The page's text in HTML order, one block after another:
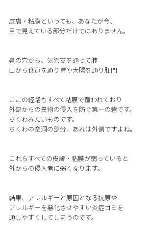
皮膚・粘膜といっても、あなたが今、
目で見えている部分だけではありません。
鼻の穴から、気管支を通って肺
口から食道を通り胃や大腸を通り肛門
ここの経路もすべて粘膜で覆われており
外部からの異物の侵入を防ぐ第一の砦です。
ちくわみたいものです。
ちくわの空洞の部分、あれは外側ですよね。
これらすべての皮膚・粘膜が弱っていると
外からの侵入者に弱くなります。
結果、アレルギーと原因となる抗原や
アレルギーを悪化させやすい炎症ゴミを
通しやすくしてしまうのです。